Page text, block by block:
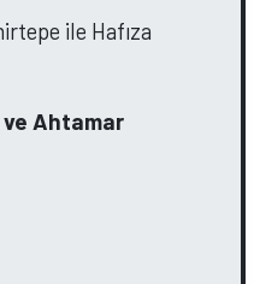
ile Hafıza
Ahtamar